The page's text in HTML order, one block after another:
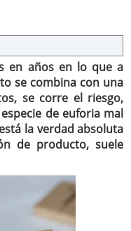
2025 a la que nadie
inversores siguen
febrero: la racha
patrimonio récord
en años en lo que a
se combina con una
se corre el riesgo,
de euforia mal
la verdad absoluta
de producto, suele